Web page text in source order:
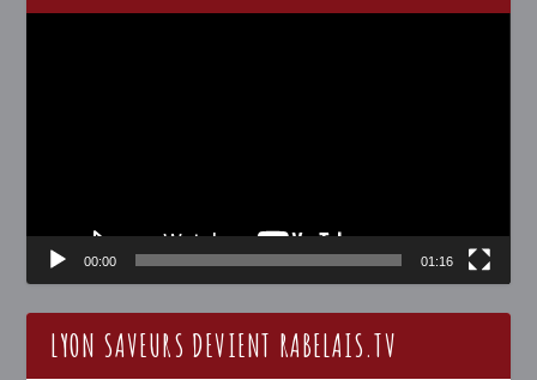
00:00 01:16
LYON SAVEURS DEVIENT RABELAIS.TV